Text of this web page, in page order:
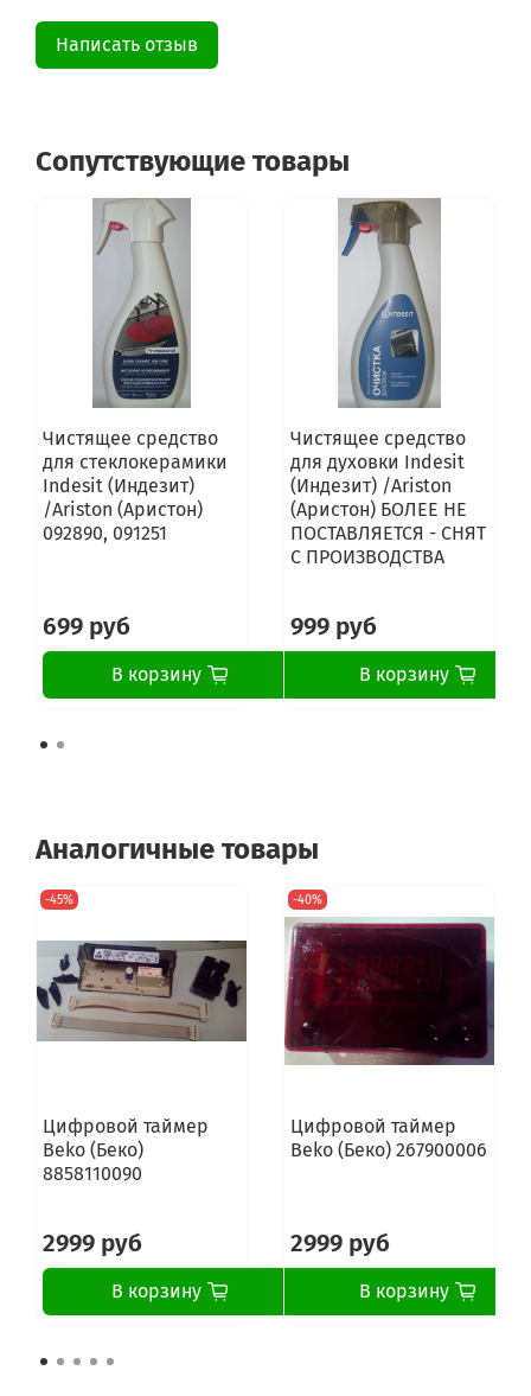
Написать отзыв
Сопутствующие товары
Чистящее средство
для стеклокерамики
Indesit (Индезит)
/Ariston (Аристон)
092890, 091251
699 руб
В корзину
Чистящее средство
для духовки Indesit
(Индезит) /Ariston
(Аристон) БОЛЕЕ НЕ
ПОСТАВЛЯЕТСЯ - СНЯТ
С ПРОИЗВОДСТВА
999 руб
В корзину
Аналогичные товары
-45%
Цифровой таймер
Beko (Беко)
8858110090
2999 руб
В корзину
-40%
Цифровой таймер
Beko (Беко) 267900006
2999 руб
В корзину